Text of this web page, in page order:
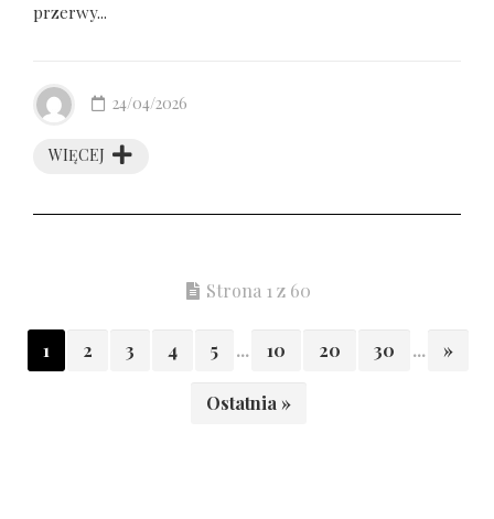
przerwy...
WIĘCEJ
24/04/2026
Strona 1 z 60
1 2 3 4 5 ... 10 20 30 ... »
Ostatnia »